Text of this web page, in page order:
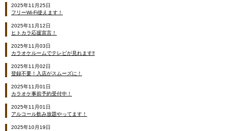
2025年11月25日
フリーWi-Fi使えます！
2025年11月12日
ヒトカラ応援宣言！
2025年11月03日
カラオケルームでテレビが見れます‼
2025年11月02日
登録不要！入店がスムーズに！
2025年11月01日
カラオケ事前予約受付中！
2025年11月01日
アルコール飲み放題やってます！
2025年10月19日